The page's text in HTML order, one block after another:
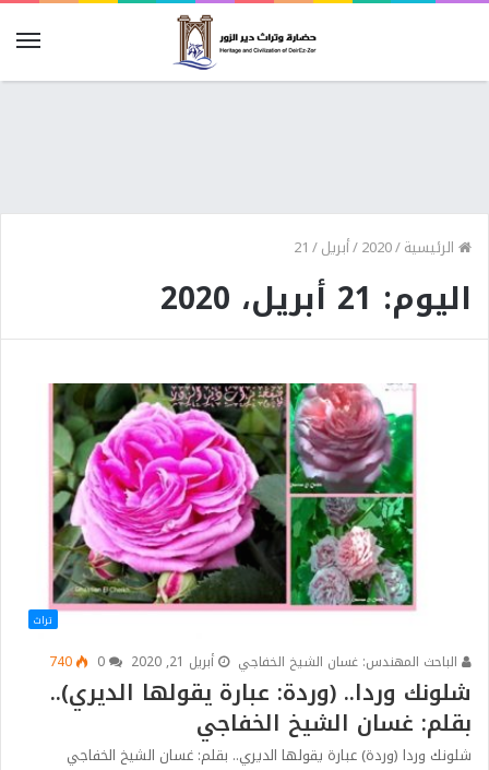
الرئيسية/
2020
/أبريل/
21
اليوم: 21 أبريل، 2020
تراث
الباحث المهندس: غسان الشيخ الخفاجي أبريل 21, 2020 740
شلونك وردا.. (وردة: عبارة يقولها الديري)..
بقلم: غسان الشيخ الخفاجي
شلونك وردا (وردة) عبارة يقولها الديري.. بقلم: غسان الشيخ الخفاجي